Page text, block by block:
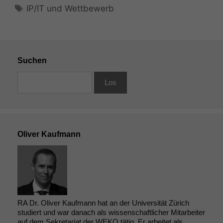
Schlagwörter
IP/IT und Wettbewerb
Suchen
Oliver Kaufmann
RA Dr. Oliver Kaufmann hat an der Universität Zürich
studiert und war danach als wissenschaftlicher Mitarbeiter